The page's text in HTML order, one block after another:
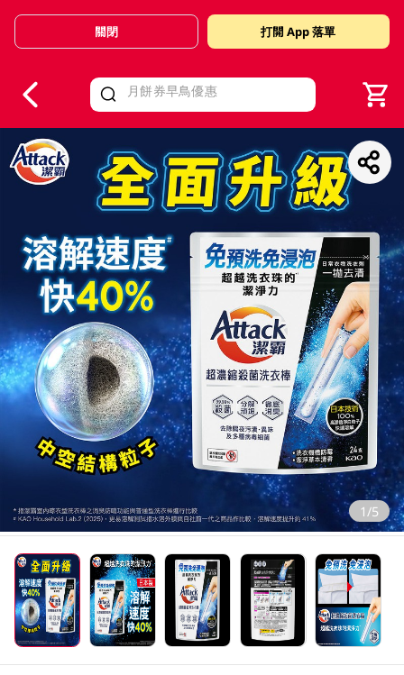
Valid Until 30 June 2026
關閉 打開 App 落單
1/5